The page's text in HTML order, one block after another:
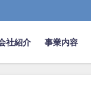
社紹介 事業内容